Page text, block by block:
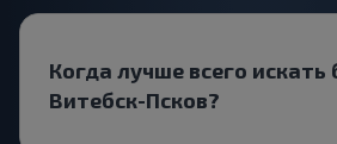
Когда лучше всего искать
Витебск-Псков?